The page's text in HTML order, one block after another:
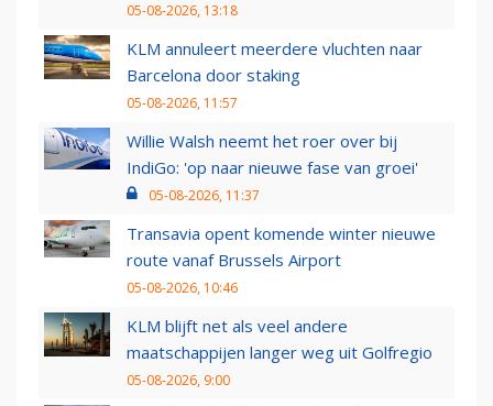
05-08-2026, 13:18
KLM annuleert meerdere vluchten naar
Barcelona door staking
05-08-2026, 11:57
Willie Walsh neemt het roer over bij
IndiGo: 'op naar nieuwe fase van groei'
05-08-2026, 11:37
Transavia opent komende winter nieuwe
route vanaf Brussels Airport
05-08-2026, 10:46
KLM blijft net als veel andere
maatschappijen langer weg uit Golfregio
05-08-2026, 9:00